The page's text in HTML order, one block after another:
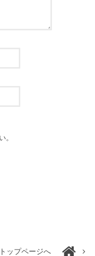
。
トップページへ